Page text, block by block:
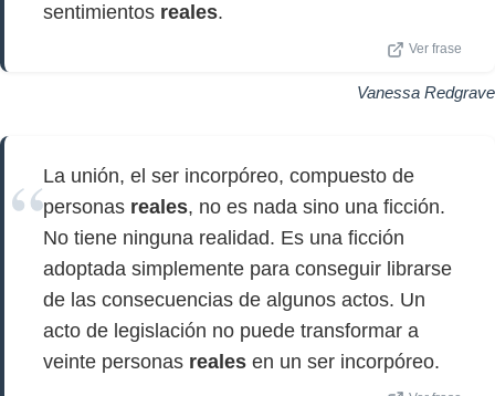
sentimientos reales.
Ver frase
Vanessa Redgrave
La unión, el ser incorpóreo, compuesto de
personas reales, no es nada sino una ficción.
No tiene ninguna realidad. Es una ficción
adoptada simplemente para conseguir librarse
de las consecuencias de algunos actos. Un
acto de legislación no puede transformar a
veinte personas reales en un ser incorpóreo.